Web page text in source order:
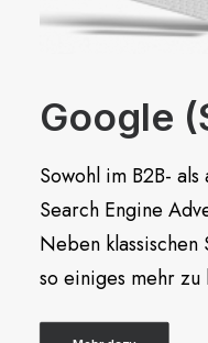
Google
Sowohl im B2B-
Search Engine
Neben
so einiges mehr zu